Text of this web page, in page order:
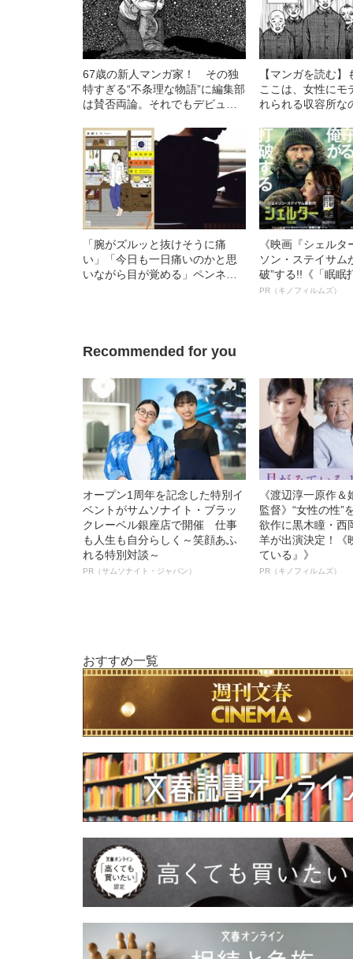
67歳の新人マンガ家！ その独
特すぎる“不条理な物語”に編集部
は賛否両論。それでもデビュー
【マンガを読む
ここは、女性にモ
れられる収容所な
「腕がズルッと抜けそうに痛
い」「今日も一日痛いのかと思
いながら目が覚める」ペンネー
《映画『シェル
ソン・ステイサム
破”する!!《「眠眠
ボ》
PR（キノフィルムズ）
Recommended for you
オープン1周年を記念した特別イ
ベントがサムソナイト・ブラッ
クレーベル銀座店で開催 仕事
も人生も自分らしく～笑顔あふ
れる特別対談～
PR（サムソナイト・ジャパン）
《渡辺淳一原作
監督》“女性の性”
欲作に黒木瞳・西
羊が出演決定！《
ている』》
PR（キノフィルムズ）
おすすめ一覧